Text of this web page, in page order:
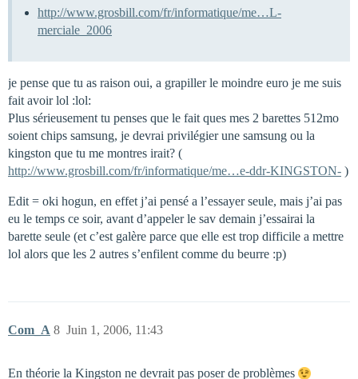
http://www.grosbill.com/fr/informatique/me…L-
merciale_2006
je pense que tu as raison oui, a grapiller le moindre euro je me suis
fait avoir lol :lol:
Plus sérieusement tu penses que le fait ques mes 2 barettes 512mo
soient chips samsung, je devrai privilégier une samsung ou la
kingston que tu me montres irait? (
http://www.grosbill.com/fr/informatique/me…e-ddr-KINGSTON- )
Edit = oki hogun, en effet j’ai pensé a l’essayer seule, mais j’ai pas
eu le temps ce soir, avant d’appeler le sav demain j’essairai la
barette seule (et c’est galère parce que elle est trop difficile a mettre
lol alors que les 2 autres s’enfilent comme du beurre :p)
Com_A Juin 1, 2006, 11:43
8
En théorie la Kingston ne devrait pas poser de problèmes